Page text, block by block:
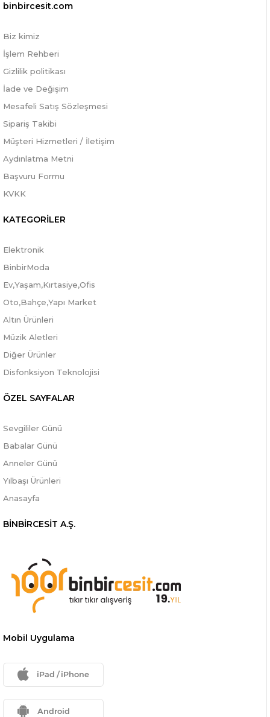
binbircesit.com
Biz kimiz
İşlem Rehberi
Gizlilik politikası
İade ve Değişim
Mesafeli Satış Sözleşmesi
Sipariş Takibi
Müşteri Hizmetleri / İletişim
Aydınlatma Metni
Başvuru Formu
KVKK
KATEGORİLER
Elektronik
BinbirModa
Ev,Yaşam,Kırtasiye,Ofis
Oto,Bahçe,Yapı Market
Altın Ürünleri
Müzik Aletleri
Diğer Ürünler
Disfonksiyon Teknolojisi
ÖZEL SAYFALAR
Sevgililer Günü
Babalar Günü
Anneler Günü
Yılbaşı Ürünleri
Anasayfa
BİNBİRCESİT A.Ş.
Mobil Uygulama